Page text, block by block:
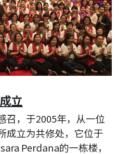
成立
召，于2005年，从一位
成立为共修处，它位于
Perdana的一栋楼，